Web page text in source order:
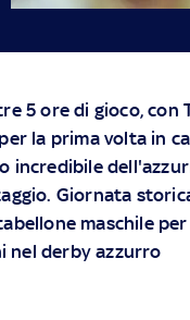
5 ore di gioco, con
la prima volta in
incredibile
Giornata
maschile
nel derby azzurro